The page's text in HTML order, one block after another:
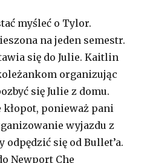
myśleć o Tylor.
na jeden semestr.
się do Julie. Kaitlin
organizując
się Julie z domu.
kłopot, ponieważ pani
wyjazdu z
odpędzić się od Bullet’a.
Newport Che